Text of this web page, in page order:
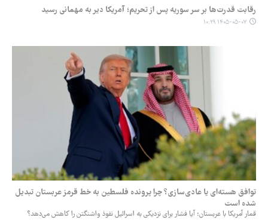
رقابت قدرت‌ها بر سر سوریه پس از تحریم؛ آمریکا دیر به مهمانی رسید
۱۴۰۵-۰۵-۰۷ ۱۰:۲۹
توافق هسته‌ای یا عادی‌سازی؟ چرا پرونده فلسطین به خط قرمز عربستان تبدیل
شده است
قمار آمریکا با عربستان؛ آیا فشار برای نزدیکی به اسرائیل نفوذ واشنگتن را کاهش می‌دهد؟